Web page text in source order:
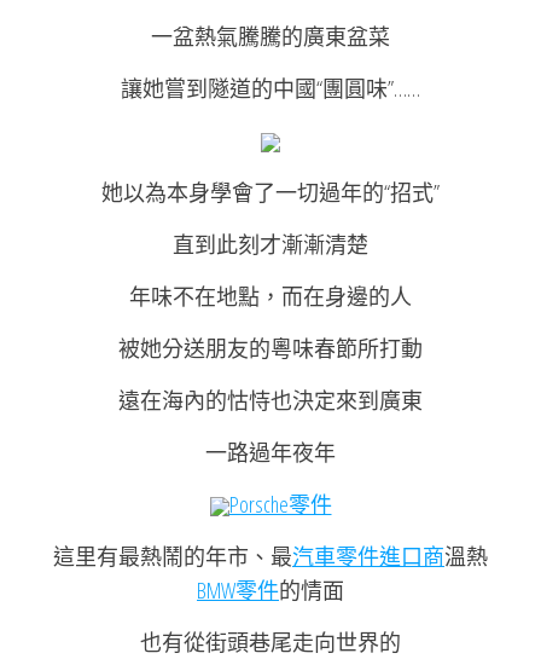
一盆熱氣騰騰的廣東盆菜
讓她嘗到隧道的中國“團圓味”……
她以為本身學會了一切過年的“招式”
直到此刻才漸漸清楚
年味不在地點，而在身邊的人
被她分送朋友的粵味春節所打動
遠在海內的怙恃也決定來到廣東
一路過年夜年
Porsche零件
這里有最熱鬧的年市、最汽車零件進口商溫熱
BMW零件的情面
也有從街頭巷尾走向世界的